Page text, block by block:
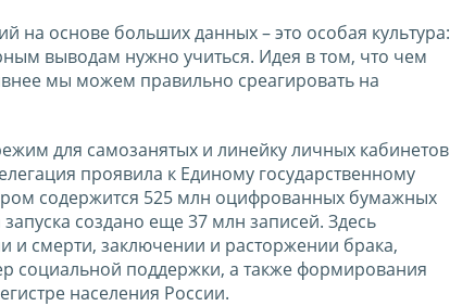
на основе больших данных – это особая культура:
выводам нужно учиться. Идея в том, что чем
мы можем правильно среагировать на
для самозанятых и линейку личных кабинетов
проявила к Единому государственному
содержится 525 млн оцифрованных бумажных
создано еще 37 млн записей. Здесь
и смерти, заключении и расторжении брака,
социальной поддержки, а также формирования
населения России.